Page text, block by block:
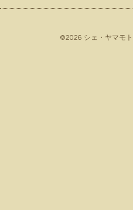
©2026 シェ・ヤマモト